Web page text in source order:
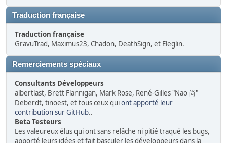
Traduction française
Traduction française
GravuTrad, Maximus23, Chadon, DeathSign, et Eleglin.
Remerciements spéciaux
Consultants Développeurs
albertlast, Brett Flannigan, Mark Rose, René-Gilles "Nao 尚"
Deberdt, tinoest, et tous ceux quiont apporté leur
contribution sur GitHub..
Beta Testeurs
Les valeureux élus qui ont sans relâche ni pitié traqué les bugs,
apporté leurs idées et fait basculer les développeurs dans la